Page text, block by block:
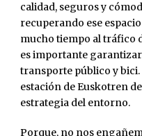
calidad, seguros y
recuperando ese
mucho tiempo al tráfico
es importante
transporte público y
estación de Euskotren
estrategia del entorno.
Porque, no nos